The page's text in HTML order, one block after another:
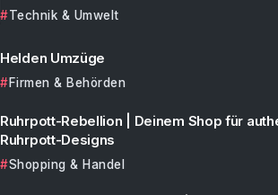
Technik & Umwelt
Helden Umzüge
Firmen & Behörden
Ruhrpott-Rebellion | Deinem Shop für
Ruhrpott-Designs
Shopping & Handel